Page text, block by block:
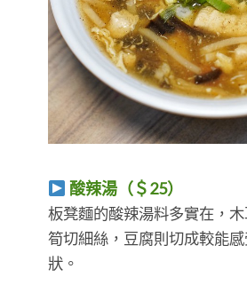
酸辣湯（＄25）
板凳麵的酸辣湯料多實在，
筍切細絲，豆腐則切成較能
狀。